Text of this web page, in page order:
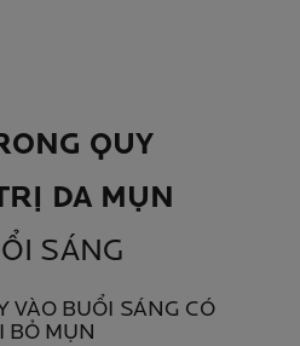
QUY
DA MỤN
SÁNG
VÀO BUỔI SÁNG CÓ
BỎ MỤN